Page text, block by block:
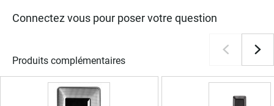
Connectez vous pour poser votre question
Produits complémentaires